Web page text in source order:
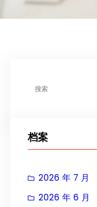
档案
2026 年 7 月
2026 年 6 月